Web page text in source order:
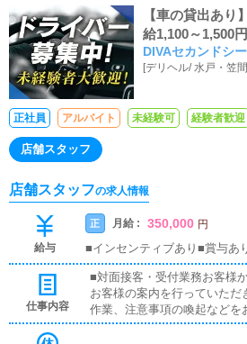
【車の貸出あり
給1,100～1,500円
DIVAセカンドシ
[デリヘル/水戸・笠
正社員 アルバイト 未経験可 経験者歓迎
店舗スタッフ
店舗スタッフの求人情報
給与
正 月給 : 350,000 円
■インセンティブあり■賞与あ
仕事内容
■対面接客・受付業務お客様
お客様の案内を行っていた
作業、注意事項の喚起などを
アルや、先輩スタッフに付